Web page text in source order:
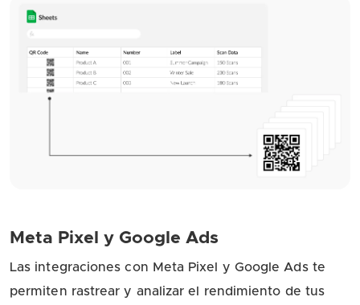
Meta Pixel y Google Ads
Las integraciones con Meta Pixel y Google Ads te
permiten rastrear y analizar el rendimiento de tus